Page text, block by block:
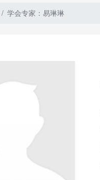
学会专家：易琳琳